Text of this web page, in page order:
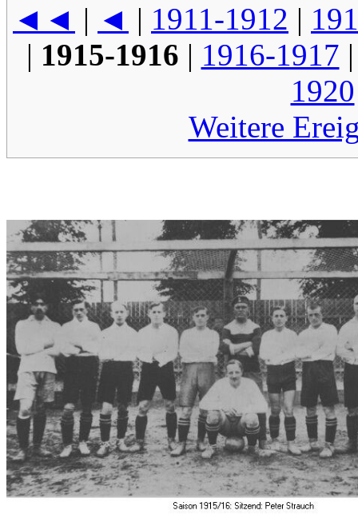
◄◄ | ◄ | 1911-1912 |
| 1915-1916 | 1916-1917
1920
Weitere